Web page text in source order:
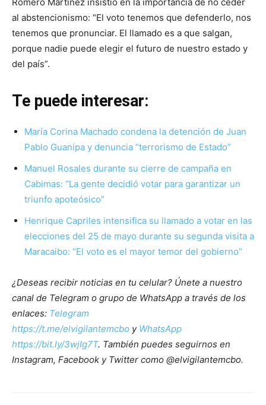
al abstencionismo: “El voto tenemos que defenderlo, nos
tenemos que pronunciar. El llamado es a que salgan,
porque nadie puede elegir el futuro de nuestro estado y
del país”.
Te puede interesar:
María Corina Machado condena la detención de Juan
Pablo Guanipa y denuncia “terrorismo de Estado”
Manuel Rosales durante su cierre de campaña en
Cabimas: “La gente decidió votar para garantizar un
triunfo apoteósico”
Henrique Capriles intensifica su llamado a votar en las
elecciones del 25 de mayo durante su segunda visita a
Maracaibo: “El voto es el mayor temor del gobierno”
¿Deseas recibir noticias en tu celular? Únete a nuestro
canal de Telegram o grupo de WhatsApp a través de los
enlaces: Telegram
https://t.me/elvigilantemcbo y WhatsApp
https://bit.ly/3wjIg7T. También puedes seguirnos en
Instagram, Facebook y Twitter como @elvigilantemcbo.